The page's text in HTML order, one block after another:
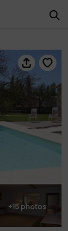
+15 photos